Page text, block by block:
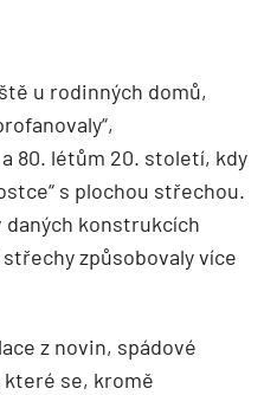
u rodinných domů,
80. létům 20. století, kdy
s plochou střechou.
konstrukcích
způsobovaly více
z novin, spádové
se, kromě